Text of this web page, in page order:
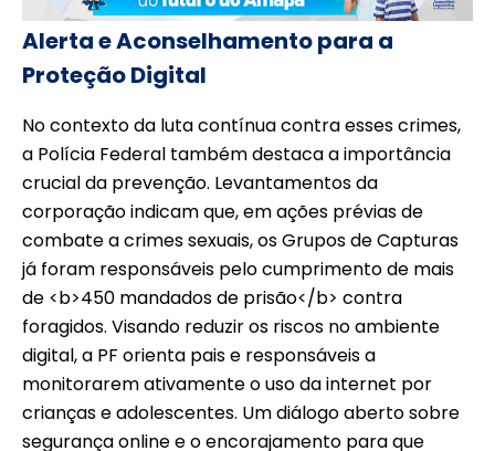
Alerta e Aconselhamento para a
Proteção Digital
No contexto da luta contínua contra esses crimes,
a Polícia Federal também destaca a importância
crucial da prevenção. Levantamentos da
corporação indicam que, em ações prévias de
combate a crimes sexuais, os Grupos de Capturas
já foram responsáveis pelo cumprimento de mais
de <b>450 mandados de prisão</b> contra
foragidos. Visando reduzir os riscos no ambiente
digital, a PF orienta pais e responsáveis a
monitorarem ativamente o uso da internet por
crianças e adolescentes. Um diálogo aberto sobre
segurança online e o encorajamento para que